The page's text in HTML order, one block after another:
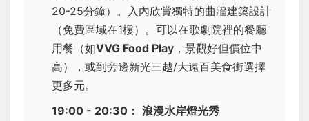
20-25分鐘）。入內欣賞獨特的曲牆建築設計
（免費區域在1樓）。可以在歌劇院裡的餐廳
用餐（如VVG Food Play ，景觀好但價位中
高），或到旁邊新光三越/大遠百美食街選擇
更多元。
19:00 - 20:30： 浪漫水岸燈光秀